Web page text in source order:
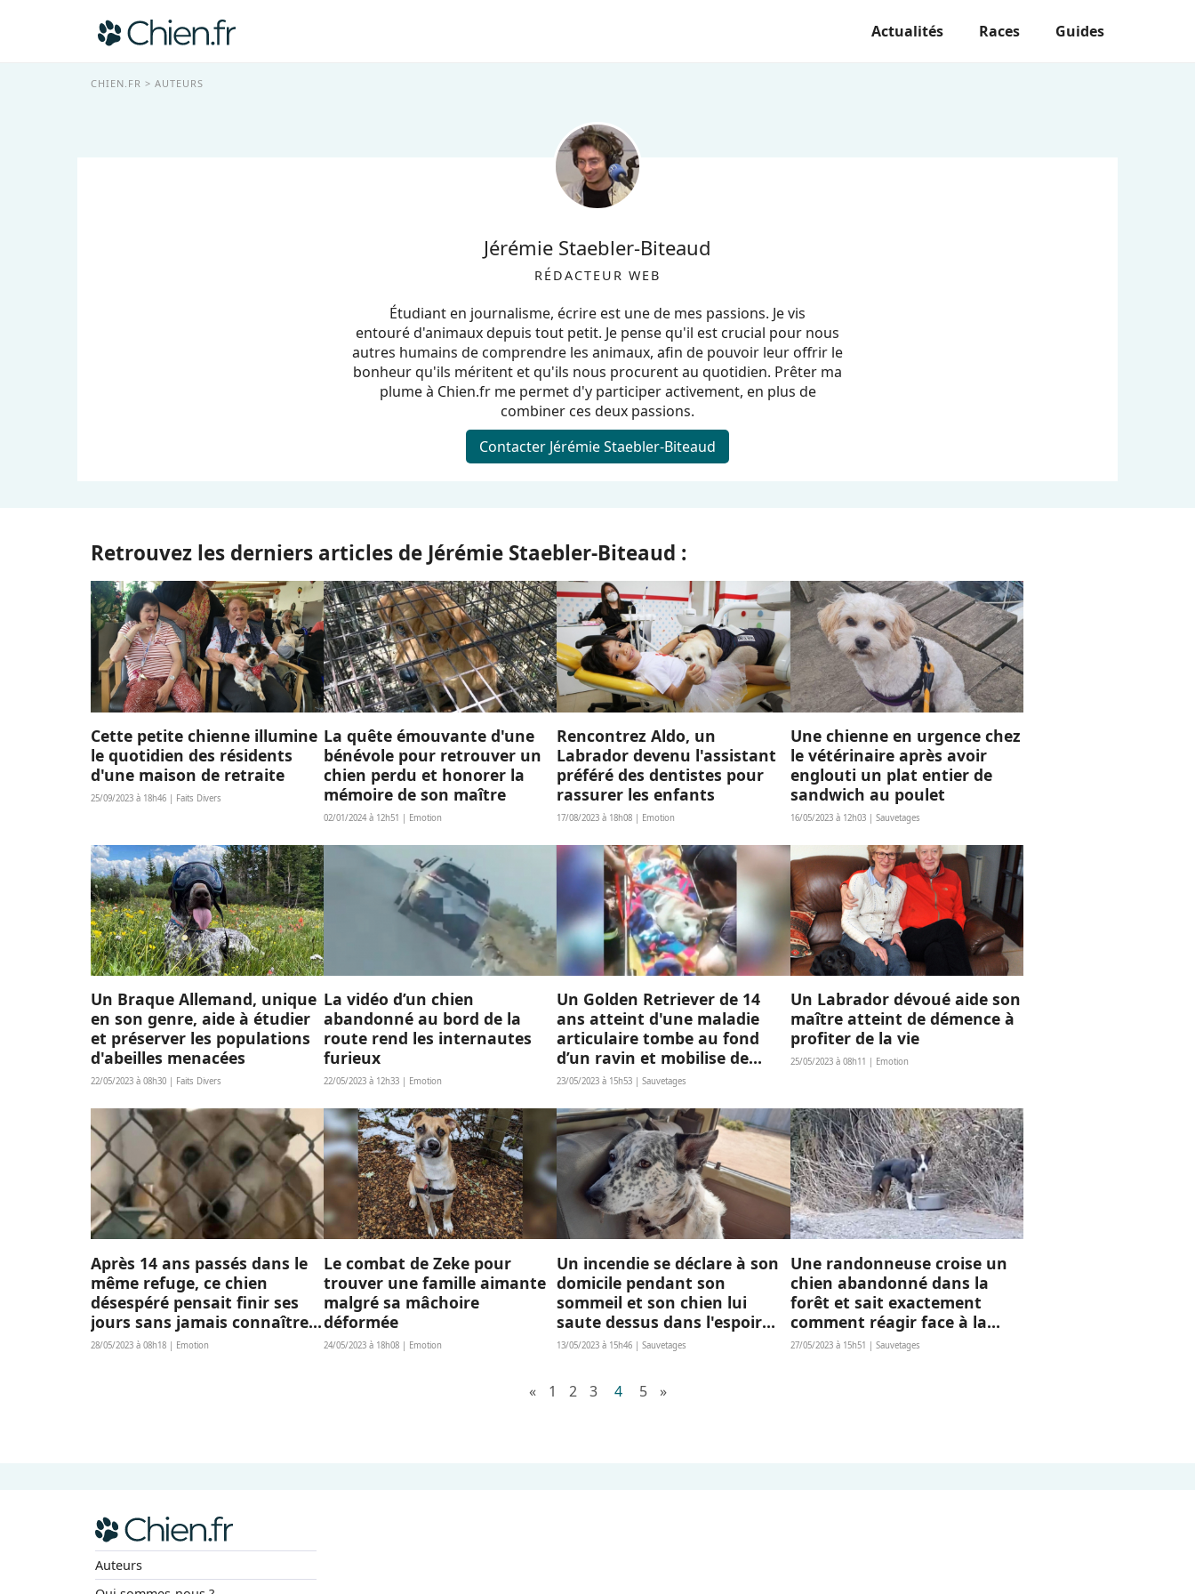
Actualités Races Guides
CHIEN.FR AUTEURS
Jérémie Staebler-Biteaud
RÉDACTEUR WEB
Étudiant en journalisme, écrire est une de mes passions. Je vis
entouré d'animaux depuis tout petit. Je pense qu'il est crucial pour nous
autres humains de comprendre les animaux, afin de pouvoir leur offrir le
bonheur qu'ils méritent et qu'ils nous procurent au quotidien. Prêter ma
plume à Chien.fr me permet d'y participer activement, en plus de
combiner ces deux passions.
Contacter Jérémie Staebler-Biteaud
Retrouvez les derniers articles de Jérémie Staebler-Biteaud :
Cette petite chienne illumine
le quotidien des résidents
d'une maison de retraite
25/09/2023 à 18h46 | Faits Divers
La quête émouvante d'une
bénévole pour retrouver un
chien perdu et honorer la
mémoire de son maître
02/01/2024 à 12h51 | Emotion
Rencontrez Aldo, un
Labrador devenu l'assistant
préféré des dentistes pour
rassurer les enfants
17/08/2023 à 18h08 | Emotion
Une chienne en urgence chez
le vétérinaire après avoir
englouti un plat entier de
sandwich au poulet
16/05/2023 à 12h03 | Sauvetages
Un Braque Allemand, unique
en son genre, aide à étudier
et préserver les populations
d'abeilles menacées
22/05/2023 à 08h30 | Faits Divers
La vidéo d’un chien
abandonné au bord de la
route rend les internautes
furieux
22/05/2023 à 12h33 | Emotion
Un Golden Retriever de 14
ans atteint d'une maladie
articulaire tombe au fond
d’un ravin et mobilise de
nombreux pompiers pour
23/05/2023 à 15h53 | Sauvetages
Un Labrador dévoué aide son
maître atteint de démence à
profiter de la vie
25/05/2023 à 08h11 | Emotion
Après 14 ans passés dans le
même refuge, ce chien
désespéré pensait finir ses
jours sans jamais connaître
l'amour d'une famille
28/05/2023 à 08h18 | Emotion
Le combat de Zeke pour
trouver une famille aimante
malgré sa mâchoire
déformée
24/05/2023 à 18h08 | Emotion
Un incendie se déclare à son
domicile pendant son
sommeil et son chien lui
saute dessus dans l'espoir
d'échapper au drame
13/05/2023 à 15h46 | Sauvetages
Une randonneuse croise un
chien abandonné dans la
forêt et sait exactement
comment réagir face à la
peur de l'animal
27/05/2023 à 15h51 | Sauvetages
« 1 2 3 4 5 »
Auteurs